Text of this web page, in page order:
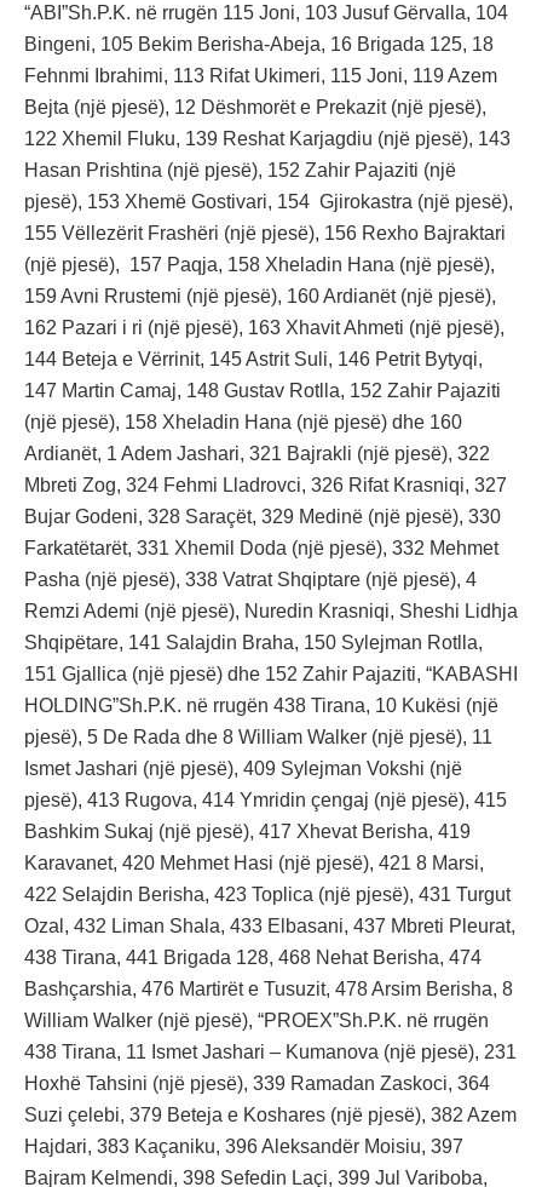
“ABI”Sh.P.K. në rrugën 115 Joni, 103 Jusuf Gërvalla, 104
Bingeni, 105 Bekim Berisha-Abeja, 16 Brigada 125, 18
Fehnmi Ibrahimi, 113 Rifat Ukimeri, 115 Joni, 119 Azem
Bejta (një pjesë), 12 Dëshmorët e Prekazit (një pjesë),
122 Xhemil Fluku, 139 Reshat Karjagdiu (një pjesë), 143
Hasan Prishtina (një pjesë), 152 Zahir Pajaziti (një
pjesë), 153 Xhemë Gostivari, 154 Gjirokastra (një pjesë),
155 Vëllezërit Frashëri (një pjesë), 156 Rexho Bajraktari
(një pjesë), 157 Paqja, 158 Xheladin Hana (një pjesë),
159 Avni Rrustemi (një pjesë), 160 Ardianët (një pjesë),
162 Pazari i ri (një pjesë), 163 Xhavit Ahmeti (një pjesë),
144 Beteja e Vërrinit, 145 Astrit Suli, 146 Petrit Bytyqi,
147 Martin Camaj, 148 Gustav Rotlla, 152 Zahir Pajaziti
(një pjesë), 158 Xheladin Hana (një pjesë) dhe 160
Ardianët, 1 Adem Jashari, 321 Bajrakli (një pjesë), 322
Mbreti Zog, 324 Fehmi Lladrovci, 326 Rifat Krasniqi, 327
Bujar Godeni, 328 Saraçët, 329 Medinë (një pjesë), 330
Farkatëtarët, 331 Xhemil Doda (një pjesë), 332 Mehmet
Pasha (një pjesë), 338 Vatrat Shqiptare (një pjesë), 4
Remzi Ademi (një pjesë), Nuredin Krasniqi, Sheshi Lidhja
Shqipëtare, 141 Salajdin Braha, 150 Sylejman Rotlla,
151 Gjallica (një pjesë) dhe 152 Zahir Pajaziti, “KABASHI
HOLDING”Sh.P.K. në rrugën 438 Tirana, 10 Kukësi (një
pjesë), 5 De Rada dhe 8 William Walker (një pjesë), 11
Ismet Jashari (një pjesë), 409 Sylejman Vokshi (një
pjesë), 413 Rugova, 414 Ymridin çengaj (një pjesë), 415
Bashkim Sukaj (një pjesë), 417 Xhevat Berisha, 419
Karavanet, 420 Mehmet Hasi (një pjesë), 421 8 Marsi,
422 Selajdin Berisha, 423 Toplica (një pjesë), 431 Turgut
Ozal, 432 Liman Shala, 433 Elbasani, 437 Mbreti Pleurat,
438 Tirana, 441 Brigada 128, 468 Nehat Berisha, 474
Bashçarshia, 476 Martirët e Tusuzit, 478 Arsim Berisha, 8
William Walker (një pjesë), “PROEX”Sh.P.K. në rrugën
438 Tirana, 11 Ismet Jashari – Kumanova (një pjesë), 231
Hoxhë Tahsini (një pjesë), 339 Ramadan Zaskoci, 364
Suzi çelebi, 379 Beteja e Koshares (një pjesë), 382 Azem
Hajdari, 383 Kaçaniku, 396 Aleksandër Moisiu, 397
Bajram Kelmendi, 398 Sefedin Laçi, 399 Jul Variboba,